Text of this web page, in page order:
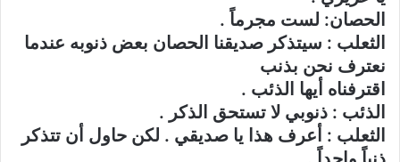
الحصان: لست مجرماً .
الثعلب : سيتذكر صديقنا الحصان بعض ذنوبه عندما
نعترف نحن بذنب
اقترفناه أيها الذئب .
الذئب : ذنوبي لا تستحق الذكر .
الثعلب : أعرف هذا يا صديقي . لكن حاول أن تتذكر